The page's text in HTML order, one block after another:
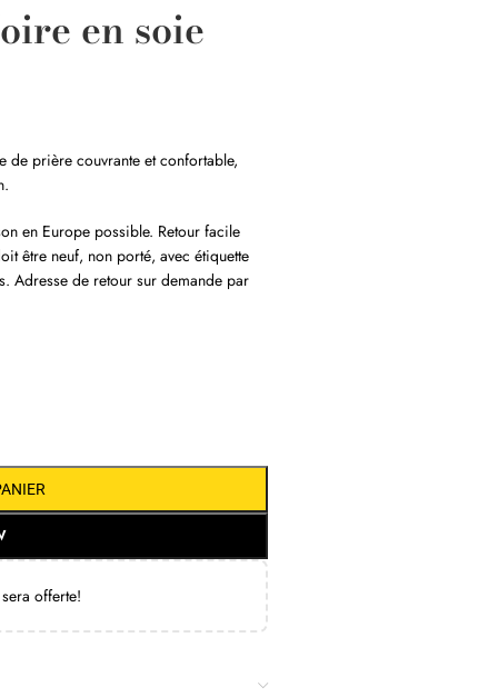
en soie
de prière couvrante et confortable,
en Europe possible. Retour facile
être neuf, non porté, avec étiquette
Adresse de retour sur demande par
offerte!